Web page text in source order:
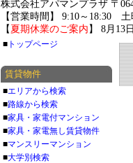
株式会社アパマンプラザ 〒
【営業時間】 9:10～18:30 土
【 夏期休業のご案内 】 8月13
■ トップページ
賃貸物件
■エリアから検索
■路線から検索
■家具・家電付マンション
■家具・家電無し賃貸物件
■マンスリーマンション
■大学別検索